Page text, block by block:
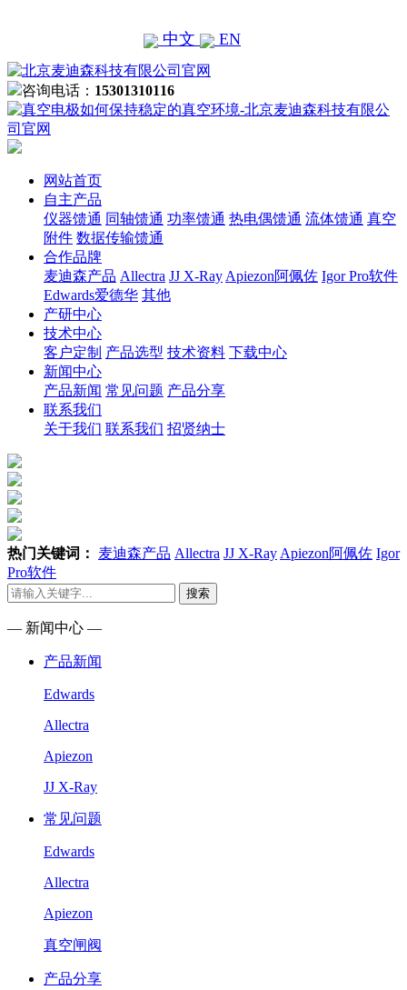
中文 EN
咨询电话： 15301310116
网站首页
自主产品
仪器馈通 同轴馈通 功率馈通 热电偶馈通 流体馈通 真空
附件 数据传输馈通
合作品牌
麦迪森产品 Allectra JJ X-Ray Apiezon阿佩佐 Igor Pro软件
Edwards爱德华 其他
产研中心
技术中心
客户定制 产品选型 技术资料 下载中心
新闻中心
产品新闻 常见问题 产品分享
联系我们
关于我们 联系我们 招贤纳士
热门关键词： 麦迪森产品 Allectra JJ X-Ray Apiezon阿佩佐 Igor
Pro软件
搜索
— 新闻中心 —
产品新闻
Edwards
Allectra
Apiezon
JJ X-Ray
常见问题
Edwards
Allectra
Apiezon
真空闸阀
产品分享